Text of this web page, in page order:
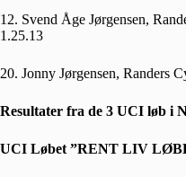
12. Svend Åge Jørgensen,
1.25.13
20. Jonny Jørgensen, Randers
Resultater fra de 3 UCI løb i
UCI Løbet ”RENT LIV